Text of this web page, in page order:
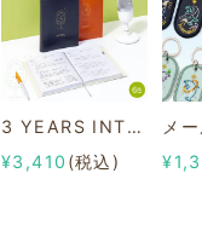
3 YEARS INTERVIEW DIARY
¥3,410 (税込)